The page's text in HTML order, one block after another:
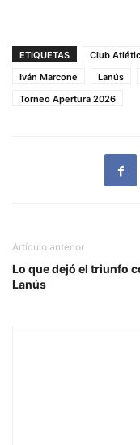
ETIQUETAS Club
Iván Marcone
Lanús
Torneo Apertura 2026
Artículo anterior
Lo que dejó el triunfo
Lanús